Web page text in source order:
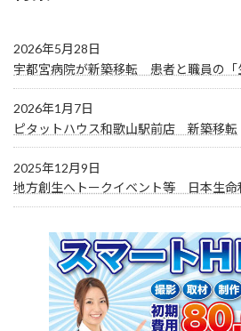
2026年5月28日
宇都宮病院が新築移転 患者と職員の「
2026年1月7日
ピタットハウス和歌山駅前店 新築移転
2025年12月9日
地方創生へトークイベント等 日本生命